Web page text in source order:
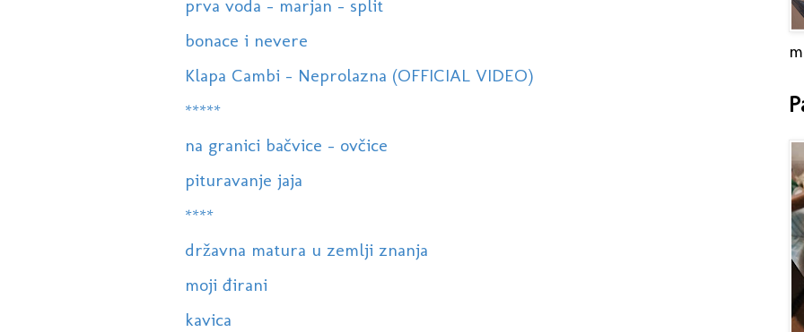
prva voda - marjan - split
bonace i nevere
Klapa Cambi - Neprolazna (OFFICIAL VIDEO)
*****
na granici bačvice - ovčice
pituravanje jaja
****
državna matura u zemlji znanja
moji đirani
kavica